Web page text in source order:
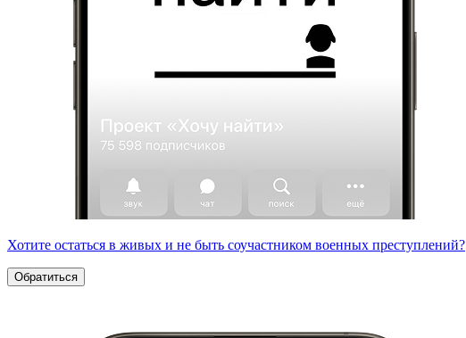
Хотите остаться в живых и не быть соучастником военных преступлений?
Обратиться